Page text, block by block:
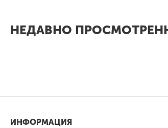
НЕДАВНО
ИНФОРМАЦИЯ